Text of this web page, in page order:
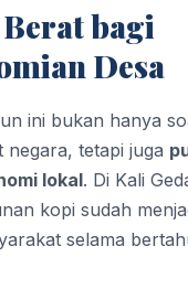
bagi
Desa
ini bukan hanya
negara, tetapi juga
lokal. Di Kali
kopi sudah
selama